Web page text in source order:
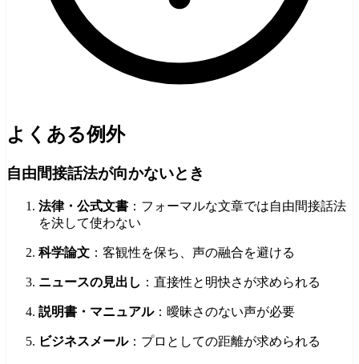
よくある例外
自由間接話法が向かないとき
法律・公式文書 ：フォーマルな文章では自由間接話法
を決して使わない
科学論文 ：客観性を保ち、声の融合を避ける
ニュースの見出し ：直接性と明快さが求められる
説明書・マニュアル：曖昧さのない声が必要
ビジネスメール：プロとしての距離が求められる